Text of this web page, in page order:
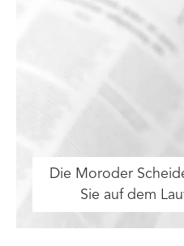
Die Moroder
Sie auf dem